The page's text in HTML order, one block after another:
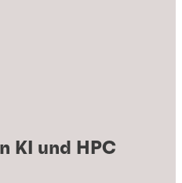
KI und HPC